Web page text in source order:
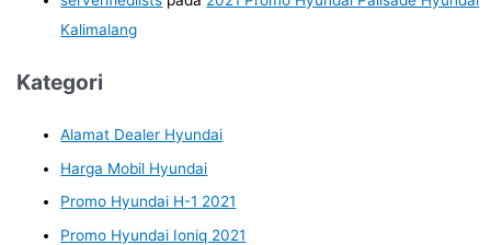
Kalimalang
Kategori
Alamat Dealer Hyundai
Harga Mobil Hyundai
Promo Hyundai H-1 2021
Promo Hyundai Ioniq 2021